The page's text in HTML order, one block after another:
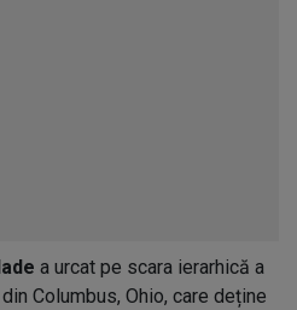
a urcat pe scara ierarhică a
Columbus, Ohio, care deține